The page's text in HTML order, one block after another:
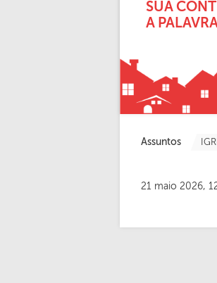
SUA
A
Assuntos
21 maio 2026,